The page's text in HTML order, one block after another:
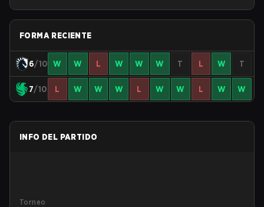
FORMA RECIENTE
6/10 W W L W W W T L W T
7/10 L W W W L W W L W W
INFO DEL PARTIDO
Torneo